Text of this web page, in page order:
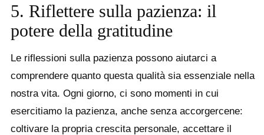
5. Riflettere sulla pazienza: il
potere della gratitudine
Le riflessioni sulla pazienza possono aiutarci a
comprendere quanto questa qualità sia essenziale nella
nostra vita. Ogni giorno, ci sono momenti in cui
esercitiamo la pazienza, anche senza accorgercene:
coltivare la propria crescita personale, accettare il